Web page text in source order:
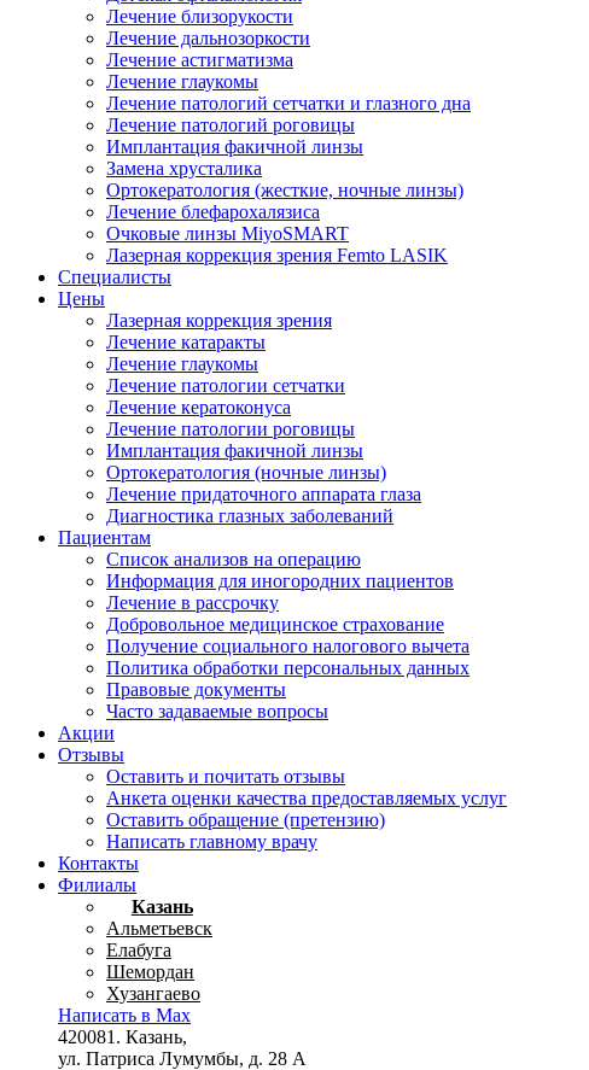
Лечение близорукости
Лечение дальнозоркости
Лечение астигматизма
Лечение глаукомы
Лечение патологий сетчатки и глазного дна
Лечение патологий роговицы
Имплантация факичной линзы
Замена хрусталика
Ортокератология (жесткие, ночные линзы)
Лечение блефарохалязиса
Очковые линзы MiyoSMART
Лазерная коррекция зрения Femto LASIK
Специалисты
Цены
Лазерная коррекция зрения
Лечение катаракты
Лечение глаукомы
Лечение патологии сетчатки
Лечение кератоконуса
Лечение патологии роговицы
Имплантация факичной линзы
Ортокератология (ночные линзы)
Лечение придаточного аппарата глаза
Диагностика глазных заболеваний
Пациентам
Список анализов на операцию
Информация для иногородних пациентов
Лечение в рассрочку
Добровольное медицинское страхование
Получение социального налогового вычета
Политика обработки персональных данных
Правовые документы
Часто задаваемые вопросы
Акции
Отзывы
Оставить и почитать отзывы
Анкета оценки качества предоставляемых услуг
Оставить обращение (претензию)
Написать главному врачу
Контакты
Филиалы
Казань
Альметьевск
Елабуга
Шемордан
Хузангаево
Написать в Max
420081. Казань,
ул. Патриса Лумумбы, д. 28 А